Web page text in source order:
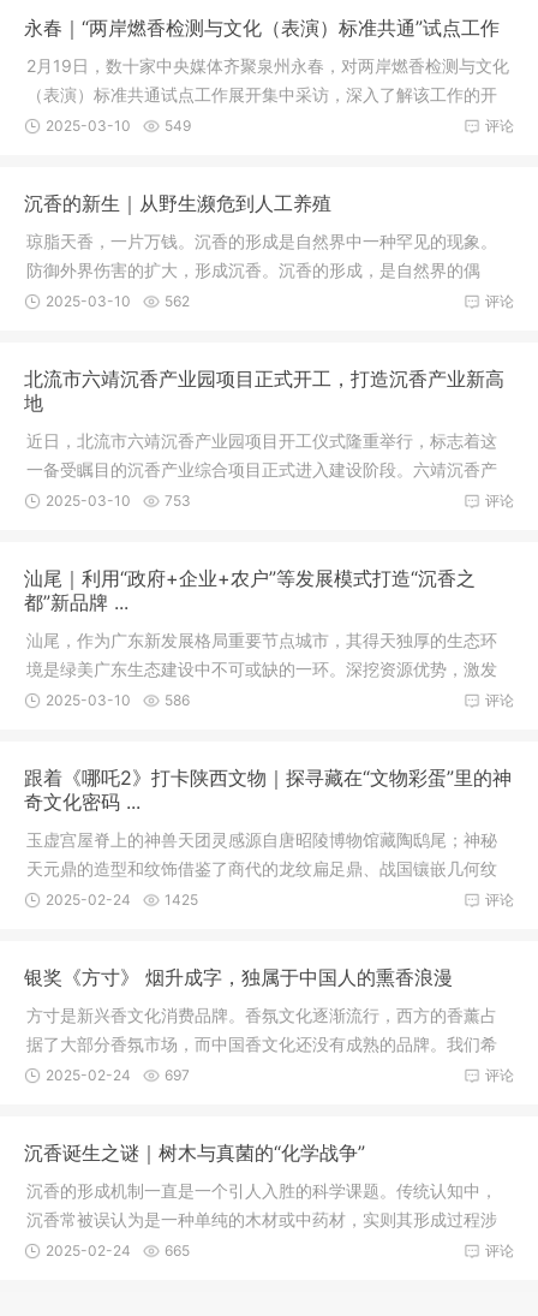
永春｜“两岸燃香检测与文化（表演）标准共通”试点工作
2月19日，数十家中央媒体齐聚泉州永春，对两岸燃香检测与文化
（表演）标准共通试点工作展开集中采访，深入了解该工作的开
展情况
评论
2025-03-10 549
沉香的新生｜从野生濒危到人工养殖
琼脂天香，一片万钱。沉香的形成是自然界中一种罕见的现象。
防御外界伤害的扩大，形成沉香。沉香的形成，是自然界的偶
然，没有办
评论
2025-03-10 562
北流市六靖沉香产业园项目正式开工，打造沉香产业新高
地
近日，北流市六靖沉香产业园项目开工仪式隆重举行，标志着这
一备受瞩目的沉香产业综合项目正式进入建设阶段。六靖沉香产
业园地处
评论
2025-03-10 753
汕尾｜利用“政府+企业+农户”等发展模式打造“沉香之
都”新品牌 ...
汕尾，作为广东新发展格局重要节点城市，其得天独厚的生态环
境是绿美广东生态建设中不可或缺的一环。深挖资源优势，激发
林业发展
评论
2025-03-10 586
跟着《哪吒2》打卡陕西文物｜探寻藏在“文物彩蛋”里的神
奇文化密码 ...
玉虚宫屋脊上的神兽天团灵感源自唐昭陵博物馆藏陶鸱尾；神秘
天元鼎的造型和纹饰借鉴了商代的龙纹扁足鼎、战国镶嵌几何纹
敦；哪吒
评论
2025-02-24 1425
银奖《方寸》 烟升成字，独属于中国人的熏香浪漫
方寸是新兴香文化消费品牌。香氛文化逐渐流行，西方的香薰占
据了大部分香氛市场，而中国香文化还没有成熟的品牌。我们希
望借助设
评论
2025-02-24 697
沉香诞生之谜｜树木与真菌的“化学战争”
沉香的形成机制一直是一个引人入胜的科学课题。传统认知中，
沉香常被误认为是一种单纯的木材或中药材，实则其形成过程涉
及复杂的
评论
2025-02-24 665